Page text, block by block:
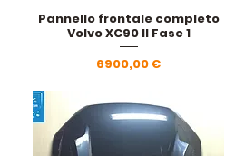
Vista rapida
Pannello frontale completo
Volvo XC90 II Fase 1
Prezzo
6900,00 €